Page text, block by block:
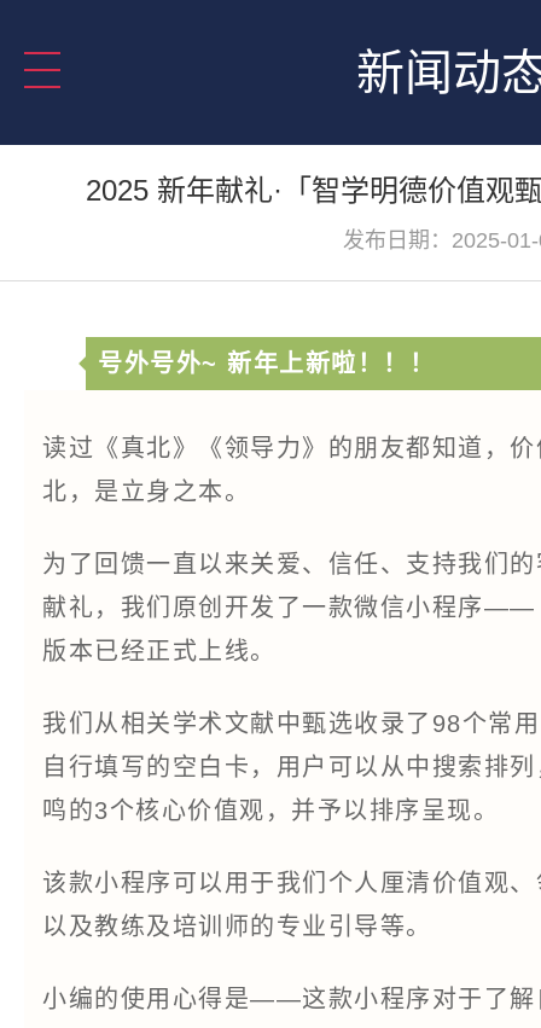
新闻动
2025 新年献礼·「智学明德价值观
发布日期：2025-
号外号外~ 新年上新啦！！！
读过《真北》《领导力》的朋友都知道，
北，是立身之本。
为了回馈一直以来关爱、信任、支持我们
献礼，我们原创开发了一款微信小程序——
版本已经正式上线。
我们从相关学术文献中甄选收录了98个常
自行填写的空白卡，用户可以从中搜索排
鸣的3个核心价值观，并予以排序呈现。
该款小程序可以用于我们个人厘清价值观
以及教练及培训师的专业引导等。
小编的使用心得是——这款小程序对于了解